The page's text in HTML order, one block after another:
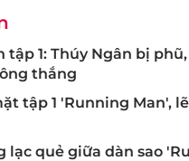
tập 1: Thúy Ngân bị
thắng
tập 1 'Running Man',
lạc quẻ giữa dàn sao